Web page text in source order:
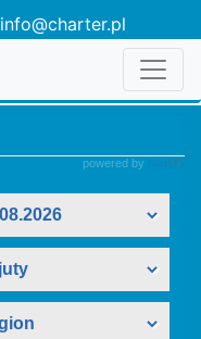
info@charter.pl